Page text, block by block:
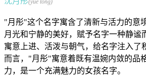
(yuè tóng)
"月彤"这个名字寓含了清新与活力的意
月光和宁静的美好，赋予名字一种静谧
寓意上进、活泼与朝气，给名字注入了
而言，"月彤"寓意着既有温婉内敛的品
力，是一个充满魅力的女孩名字。